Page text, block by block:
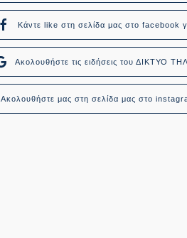
Κάντε like στη σελίδα μας στο facebook
Ακολουθήστε τις ειδήσεις του ΔΙΚΤΥΟ
Ακολουθήστε μας στη σελίδα μας στο